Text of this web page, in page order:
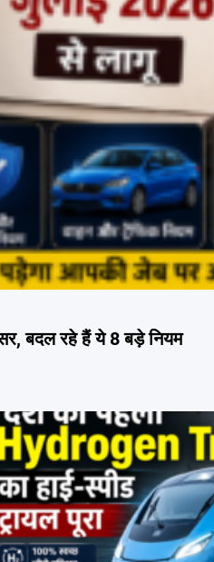
बदल रहे हैं ये 8 बड़े नियम